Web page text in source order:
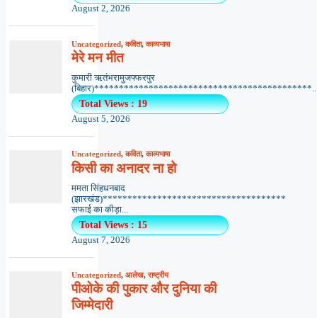
August 2, 2026
Uncategorized,कविता,काव्यभाषा
मेरे मन मीत
कुमारी ऋतंभरामुजफ्फरपुर
Total Views : 19
August 5, 2026
Uncategorized,कविता,काव्यभाषा
किसी का अनादर ना हो
ममता सिंहधनबाद
(झारखंड)*************************************
सफाई का कीड़ा...
Total Views : 15
August 7, 2026
Uncategorized, आलेख,राष्ट्रीय
पीओके की पुकार और दुनिया की
जिम्मेदारी